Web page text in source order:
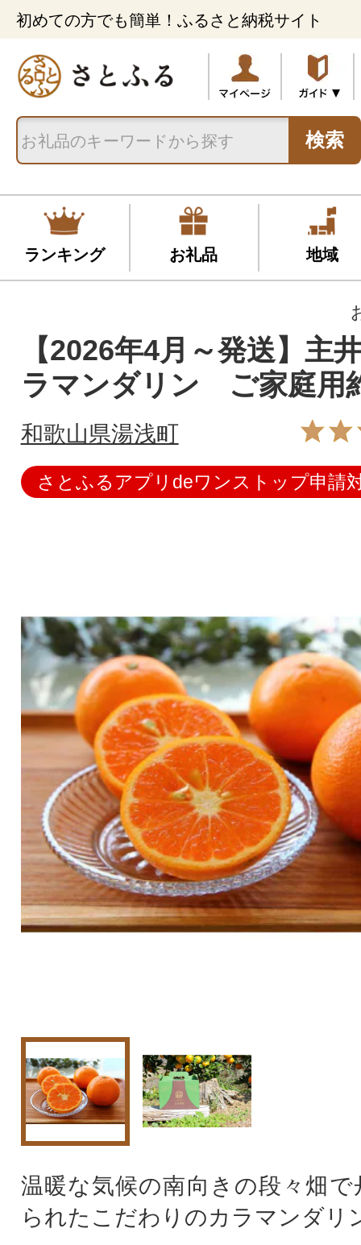
初めての方でも簡単！ふるさと納税サイト
検索
ランキング お礼品 地域
【2026年4月～発送】主
ラマンダリン ご家庭用
和歌山県湯浅町
さとふるアプリdeワンストップ申請
温暖な気候の南向きの段々畑で
られたこだわりのカラマンダリ